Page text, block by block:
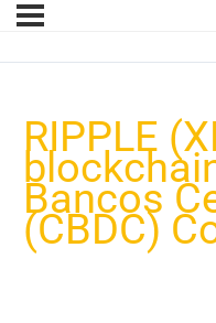
RIPPLE
Bancos
(CBDC)